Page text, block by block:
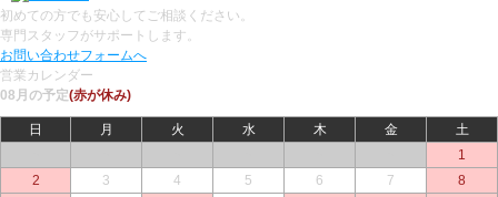
初めての方でも安心してご相談ください。
専門スタッフがサポートします。
お問い合わせフォームへ
営業カレンダー
08月の予定(赤が休み)
日 月 火 水 木 金
土
1
2
3 4 5 6 7
8